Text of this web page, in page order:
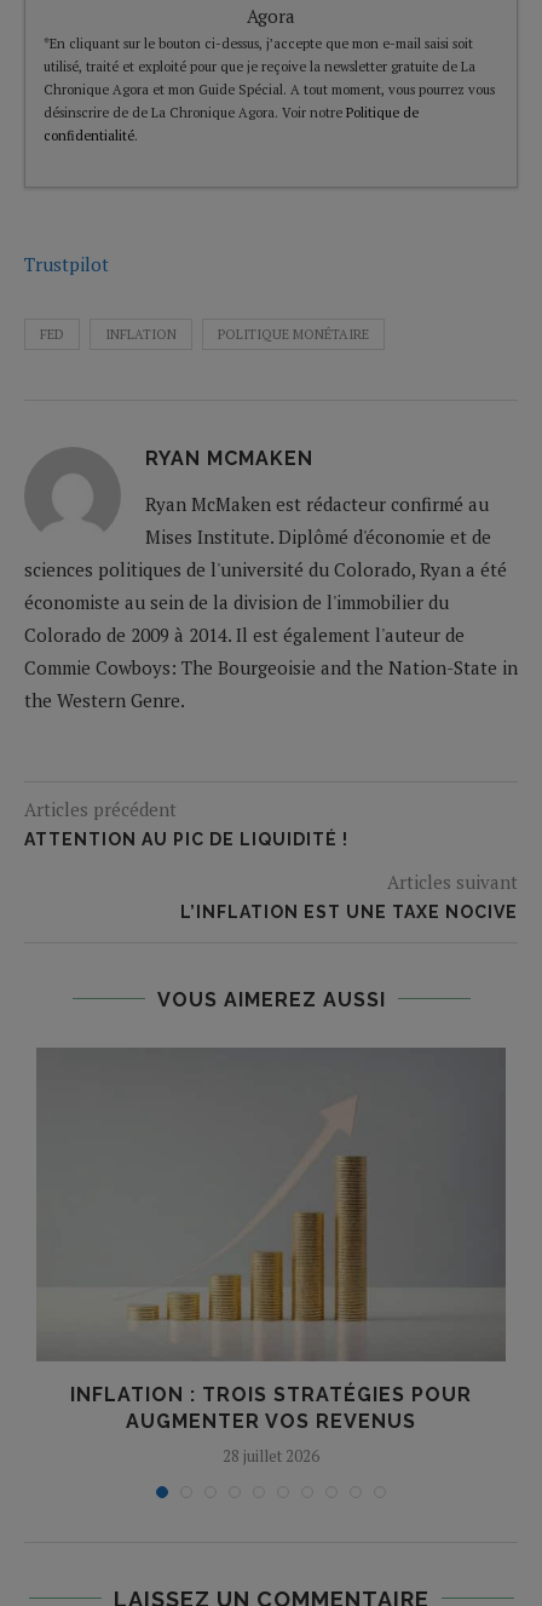
Agora
*En cliquant sur le bouton ci-dessus, j’accepte que mon e-mail saisi soit
utilisé, traité et exploité pour que je reçoive la newsletter gratuite de La
Chronique Agora et mon Guide Spécial. A tout moment, vous pourrez vous
désinscrire de de La Chronique Agora. Voir notre Politique de
confidentialité.
Trustpilot
FED INFLATION POLITIQUE MONÉTAIRE
RYAN MCMAKEN
Ryan McMaken est rédacteur confirmé au
Mises Institute. Diplômé d'économie et de
sciences politiques de l'université du Colorado, Ryan a été
économiste au sein de la division de l'immobilier du
Colorado de 2009 à 2014. Il est également l'auteur de
Commie Cowboys: The Bourgeoisie and the Nation-State in
the Western Genre.
Articles précédent
ATTENTION AU PIC DE LIQUIDITÉ !
Articles suivant
L’INFLATION EST UNE TAXE NOCIVE
VOUS AIMEREZ AUSSI
INFLATION : TROIS STRATÉGIES POUR
AUGMENTER VOS REVENUS
28 juillet 2026
LAISSEZ UN COMMENTAIRE